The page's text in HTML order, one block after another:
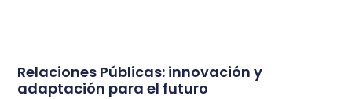
Relaciones Públicas: innovación y
adaptación para el futuro